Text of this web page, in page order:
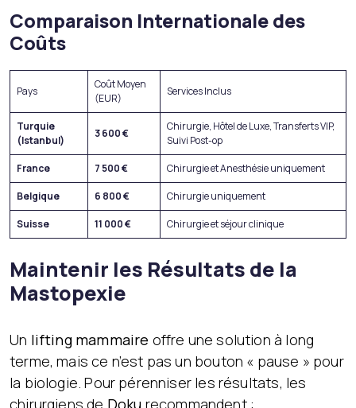
Comparaison Internationale des
Coûts
Pays
Coût Moyen
(EUR)
Services Inclus
Turquie
(Istanbul)
3 600 €
Chirurgie, Hôtel de Luxe, Transferts VIP,
Suivi Post-op
France 7 500 € Chirurgie et Anesthésie uniquement
Belgique 6 800 € Chirurgie uniquement
Suisse 11 000 € Chirurgie et séjour clinique
Maintenir les Résultats de la
Mastopexie
Un lifting mammaire offre une solution à long
terme, mais ce n’est pas un bouton « pause » pour
la biologie. Pour pérenniser les résultats, les